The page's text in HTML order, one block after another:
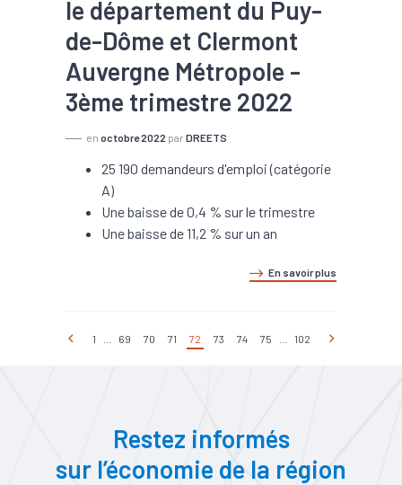
le département du Puy-
de-Dôme et Clermont
Auvergne Métropole -
3ème trimestre 2022
en octobre 2022 par DREETS
25 190 demandeurs d'emploi (catégorie
A)
Une baisse de 0,4 % sur le trimestre
Une baisse de 11,2 % sur un an
En savoir plus
1 69 70 71 72 73 74 75 102
Restez informés
sur l’économie de la région